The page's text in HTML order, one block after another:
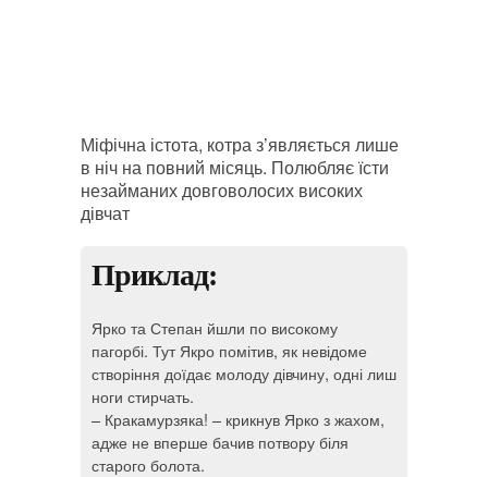
Міфічна істота, котра з’являється лише
в ніч на повний місяць. Полюбляє їсти
незайманих довговолосих високих
дівчат
Приклад:
Ярко та Степан йшли по високому
пагорбі. Тут Якро помітив, як невідоме
створіння доїдає молоду дівчину, одні лиш
ноги стирчать.
– Кракамурзяка! – крикнув Ярко з жахом,
адже не вперше бачив потвору біля
старого болота.